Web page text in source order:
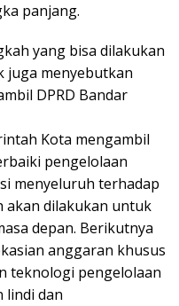
panjang.
yang bisa dilakukan
juga menyebutkan
DPRD Bandar
Kota mengambil
pengelolaan
menyeluruh terhadap
akan dilakukan untuk
depan. Berikutnya
anggaran khusus
teknologi pengelolaan
lindi dan